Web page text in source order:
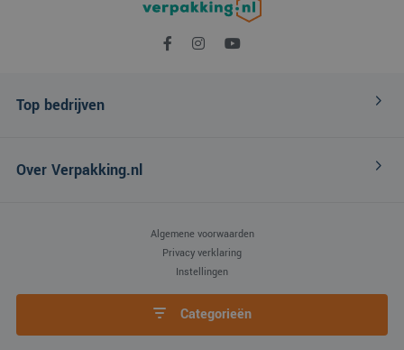
Categorieën
Top bedrijven
Over Verpakking.nl
Algemene voorwaarden
Privacy verklaring
Instellingen